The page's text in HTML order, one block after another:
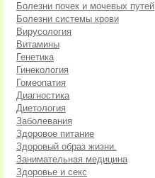
Болезни почек и мочевых путей
Болезни системы крови
Вирусология
Витамины
Генетика
Гинекология
Гомеопатия
Диагностика
Диетология
Заболевания
Здоровое питание
Здоровый образ жизни.
Занимательная медицина
Здоровье и секс